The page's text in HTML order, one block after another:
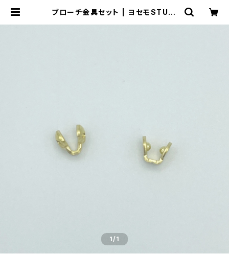
ブローチ金具セット | ヨセモSTUDI
1/1